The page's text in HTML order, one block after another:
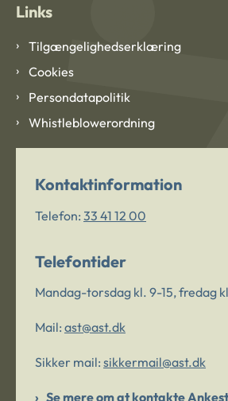
Links
Tilgængelighedserklæring
Cookies
Persondatapolitik
Whistleblowerordning
Kontaktinformation
Telefon: 33 41 12 00
Telefontider
Mandag-torsdag kl. 9-15, fredag
Mail: ast@ast.dk
Sikker mail: sikkermail@ast.dk
Se mere om at kontakte